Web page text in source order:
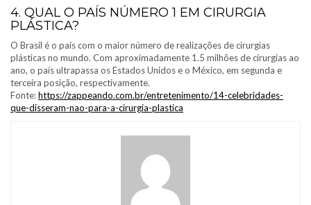
4. QUAL O PAÍS NÚMERO 1 EM CIRURGIA
PLÁSTICA?
O Brasil é o país com o maior número de realizações de cirurgias
plásticas no mundo. Com aproximadamente 1.5 milhões de cirurgias ao
ano, o país ultrapassa os Estados Unidos e o México, em segunda e
terceira posição, respectivamente.
Fonte:https://zappeando.com.br/entretenimento/14-celebridades-
que-disseram-nao-para-a-cirurgia-plastica